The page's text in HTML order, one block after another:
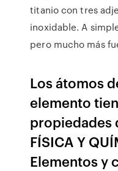
titanio con tres
inoxidable. A
pero mucho más
Los átomos
elemento
propiedades
FÍSICA Y
Elementos y